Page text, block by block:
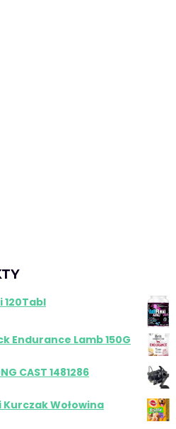
120Tabl
Endurance Lamb 150G
CAST 1481286
Wołowina